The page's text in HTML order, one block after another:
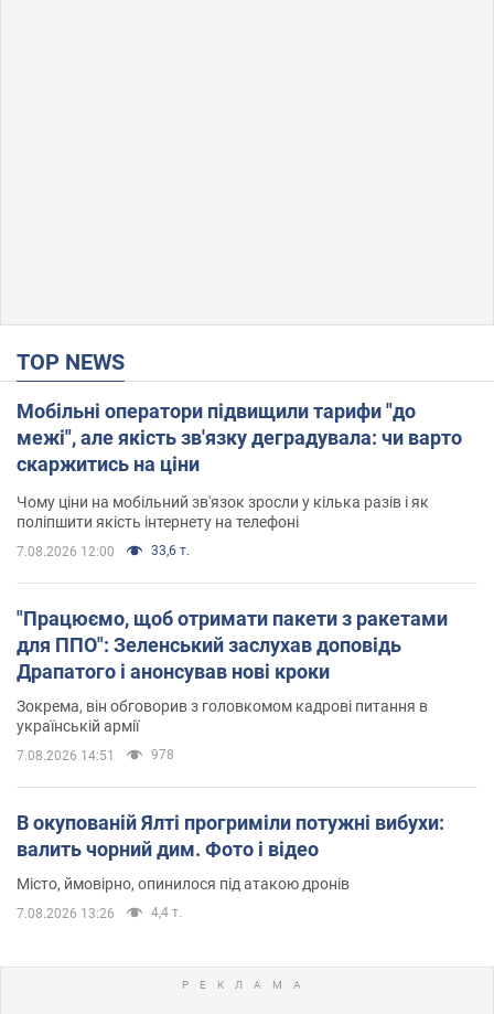
TOP NEWS
Мобільні оператори підвищили тарифи "до
межі", але якість зв'язку деградувала: чи варто
скаржитись на ціни
Чому ціни на мобільний зв'язок зросли у кілька разів і як
поліпшити якість інтернету на телефоні
7.08.2026 12:00 33,6 т.
"Працюємо, щоб отримати пакети з ракетами
для ППО": Зеленський заслухав доповідь
Драпатого і анонсував нові кроки
Зокрема, він обговорив з головкомом кадрові питання в
українській армії
7.08.2026 14:51 978
В окупованій Ялті прогриміли потужні вибухи:
валить чорний дим. Фото і відео
Місто, ймовірно, опинилося під атакою дронів
7.08.2026 13:26 4,4 т.